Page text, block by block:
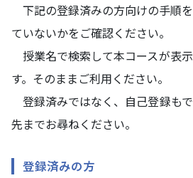
下記の登録済みの方向けの手順
ていないかをご確認ください。
授業名で検索して本コースが表
す。そのままご利用ください。
登録済みではなく、自己登録も
先までお尋ねください。
登録済みの方